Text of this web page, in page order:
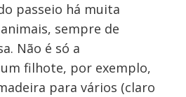
passeio há muita
sempre de
Não é só a
filhote, por exemplo,
para vários (claro